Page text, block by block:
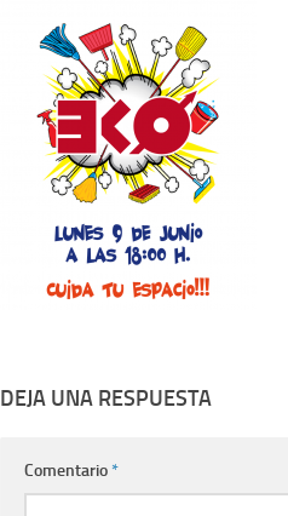
DEJA UNA RESPUESTA
Comentario*